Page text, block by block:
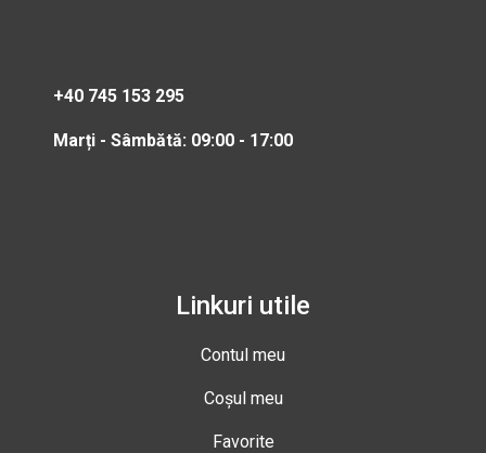
+40 745 153 295
Marți - Sâmbătă: 09:00 - 17:00
Linkuri utile
Contul meu
Coșul meu
Favorite